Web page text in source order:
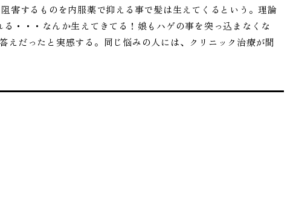
害するものを内服薬で抑える事で髪は生えてくるという。理論
・・・なんか生えてきてる！娘もハゲの事を突っ込まなくな
えだったと実感する。同じ悩みの人には、クリニック治療が間